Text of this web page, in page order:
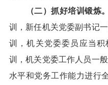
（二）抓好培训锻炼。
训，新任机关党委副书记
训，机关党委委员应当
训，机关党委工作人员一
水平和党务工作能力进行